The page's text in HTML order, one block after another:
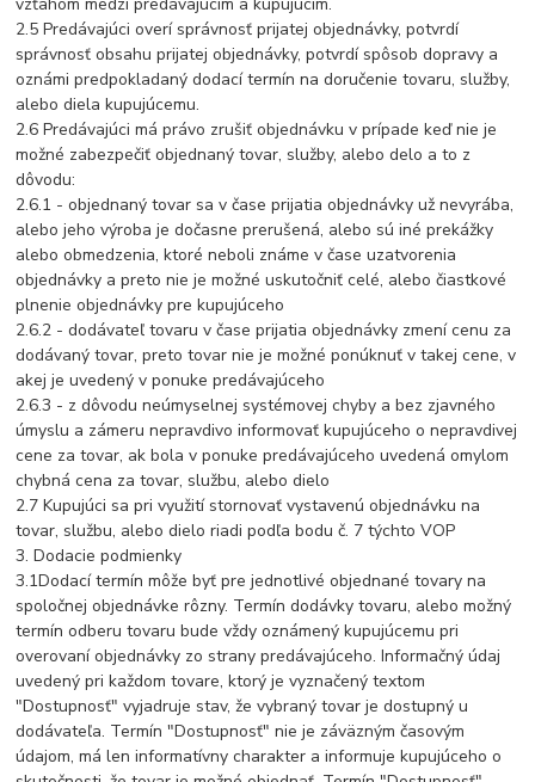
2.5 Predávajúci overí správnosť prijatej objednávky, potvrdí
správnosť obsahu prijatej objednávky, potvrdí spôsob dopravy a
oznámi predpokladaný dodací termín na doručenie tovaru, služby,
alebo diela kupujúcemu.
2.6 Predávajúci má právo zrušiť objednávku v prípade keď nie je
možné zabezpečiť objednaný tovar, služby, alebo delo a to z
dôvodu:
2.6.1 - objednaný tovar sa v čase prijatia objednávky už nevyrába,
alebo jeho výroba je dočasne prerušená, alebo sú iné prekážky
alebo obmedzenia, ktoré neboli známe v čase uzatvorenia
objednávky a preto nie je možné uskutočniť celé, alebo čiastkové
plnenie objednávky pre kupujúceho
2.6.2 - dodávateľ tovaru v čase prijatia objednávky zmení cenu za
dodávaný tovar, preto tovar nie je možné ponúknuť v takej cene, v
akej je uvedený v ponuke predávajúceho
2.6.3 - z dôvodu neúmyselnej systémovej chyby a bez zjavného
úmyslu a zámeru nepravdivo informovať kupujúceho o nepravdivej
cene za tovar, ak bola v ponuke predávajúceho uvedená omylom
chybná cena za tovar, službu, alebo dielo
2.7 Kupujúci sa pri využití stornovať vystavenú objednávku na
tovar, službu, alebo dielo riadi podľa bodu č. 7 týchto VOP
3. Dodacie podmienky
3.1Dodací termín môže byť pre jednotlivé objednané tovary na
spoločnej objednávke rôzny. Termín dodávky tovaru, alebo možný
termín odberu tovaru bude vždy oznámený kupujúcemu pri
overovaní objednávky zo strany predávajúceho. Informačný údaj
uvedený pri každom tovare, ktorý je vyznačený textom
"Dostupnosť" vyjadruje stav, že vybraný tovar je dostupný u
dodávateľa. Termín "Dostupnosť" nie je záväzným časovým
údajom, má len informatívny charakter a informuje kupujúceho o